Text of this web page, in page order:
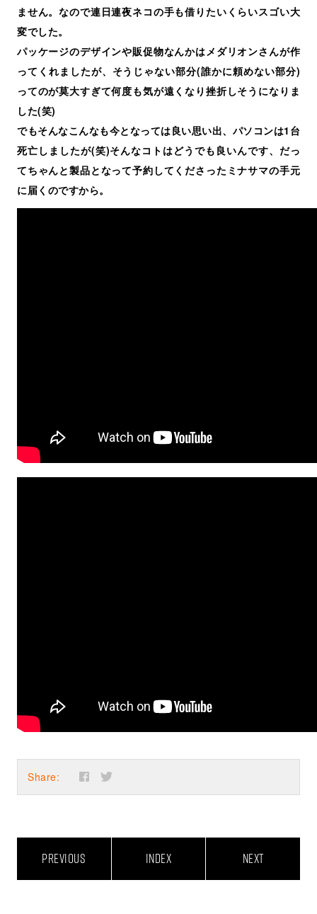
ません。なので連日連夜ネコの手も借りたいくらいスゴい大
変でした。
パッケージのデザインや販促物なんかはメダリオンさんが作
ってくれましたが、そうじゃない部分(誰かに頼めない部分)
ってのが莫大すぎて何度も気が遠くなり挫折しそうになりま
した(笑)
でもそんなこんなも今となっては良い思い出、パソコンは1台
死亡しましたが(笑)そんなコトはどうでも良いんです、だっ
てちゃんと製品となって予約してくださったミナサマの手元
に届くのですから。
Share:
PREVIOUS INDEX NEXT